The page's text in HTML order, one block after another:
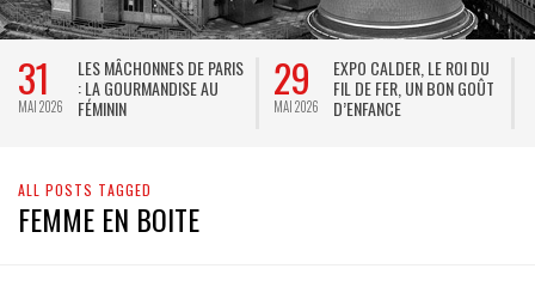
31
MAI 2026
LES MÂCHONNES DE PARIS
: LA GOURMANDISE AU
FÉMININ
29
MAI 2026
EXPO CALDER, LE ROI DU
FIL DE FER, UN BON GOÛT
D’ENFANCE
ALL POSTS TAGGED
FEMME EN BOITE